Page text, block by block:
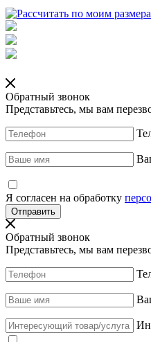
Обратный звонок
Представьтесь, мы вам
Я согласен на обработку
Обратный звонок
Представьтесь, мы вам